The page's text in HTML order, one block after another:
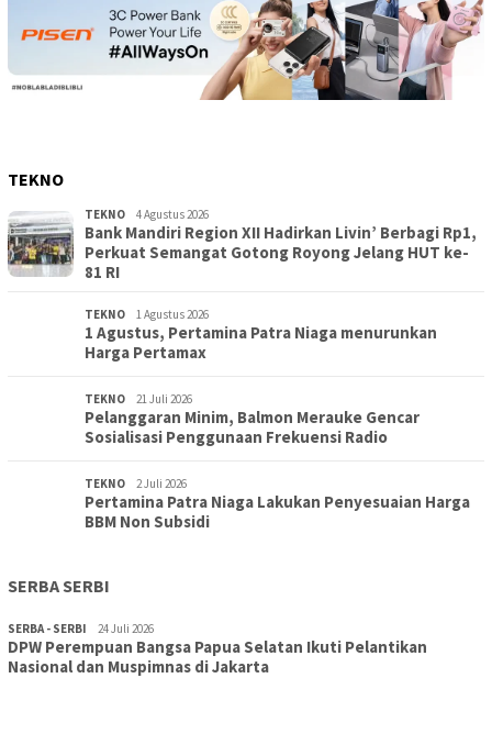
TEKNO
TEKNO 4 Agustus 2026
Bank Mandiri Region XII Hadirkan Livin’ Berbagi Rp1,
Perkuat Semangat Gotong Royong Jelang HUT ke-
81 RI
TEKNO 1 Agustus 2026
1 Agustus, Pertamina Patra Niaga menurunkan
Harga Pertamax
TEKNO 21 Juli 2026
Pelanggaran Minim, Balmon Merauke Gencar
Sosialisasi Penggunaan Frekuensi Radio
TEKNO 2 Juli 2026
Pertamina Patra Niaga Lakukan Penyesuaian Harga
BBM Non Subsidi
SERBA SERBI
SERBA - SERBI 24 Juli 2026
DPW Perempuan Bangsa Papua Selatan Ikuti Pelantikan
Nasional dan Muspimnas di Jakarta
TOPIK 30 Juli 2026
Wujudkan Sekolah Adiwiyata:SD Inpres Polder Merauke